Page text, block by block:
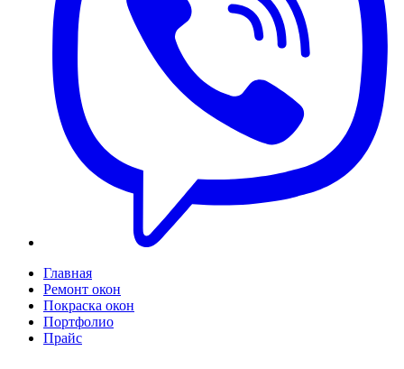
Главная
Ремонт окон
Покраска окон
Портфолио
Прайс